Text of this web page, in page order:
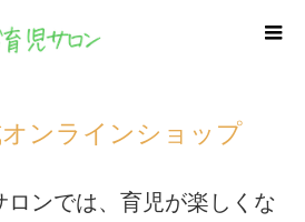
ンラインショップ
ロンでは、育児が楽しくな